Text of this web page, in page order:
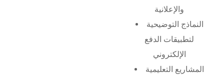
والإعلانية
النماذج التوضيحية
لتطبيقات الدفع
الإلكتروني
المشاريع التعليمية